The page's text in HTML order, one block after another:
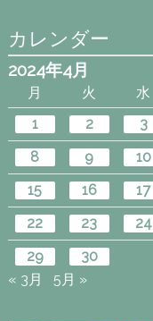
カレンダー
2024年4月
月 火 水
1
2 3
8
9 10
15
16 17
22
23 24
29
30
« 3月
5月 »